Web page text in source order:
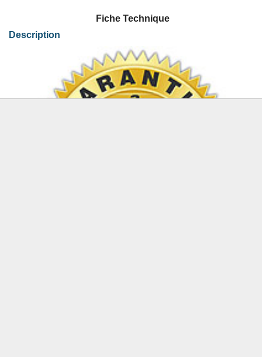
Fiche Technique
Description
Les cartes Sangoma garantissent une gestion de la télécopie sans erreur et
Possibilité d'adjoindre des cartes filles de type Remora en les raccordant via
Caractéristiques techniques